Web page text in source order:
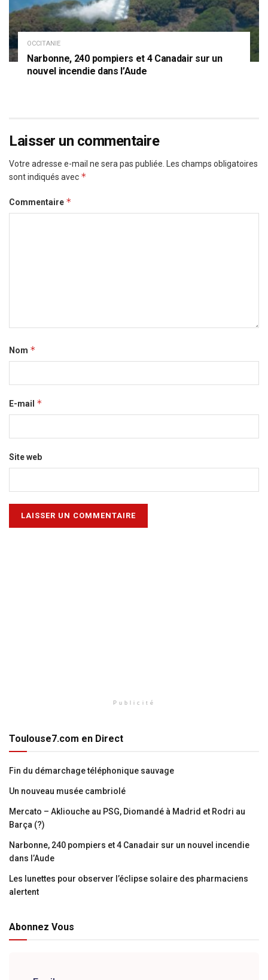
OCCITANIE
Narbonne, 240 pompiers et 4 Canadair sur un
nouvel incendie dans l’Aude
Laisser un commentaire
Votre adresse e-mail ne sera pas publiée. Les champs obligatoires
sont indiqués avec *
Commentaire *
Nom *
E-mail *
Site web
Publicité
Toulouse7.com en Direct
Fin du démarchage téléphonique sauvage
Un nouveau musée cambriolé
Mercato – Akliouche au PSG, Diomandé à Madrid et Rodri au
Barça (?)
Narbonne, 240 pompiers et 4 Canadair sur un nouvel incendie
dans l’Aude
Les lunettes pour observer l’éclipse solaire des pharmaciens
alertent
Abonnez Vous